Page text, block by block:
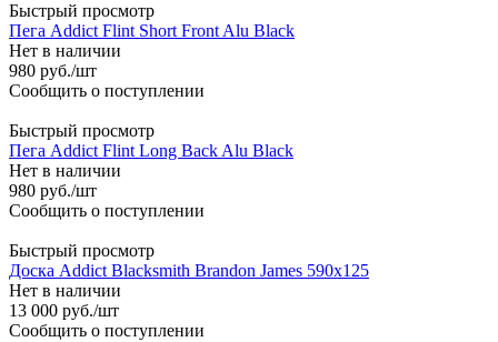
Быстрый просмотр
Пега Addict Flint Short Front Alu Black
Нет в наличии
980 руб./шт
Сообщить о поступлении
Быстрый просмотр
Пега Addict Flint Long Back Alu Black
Нет в наличии
980 руб./шт
Сообщить о поступлении
Быстрый просмотр
Доска Addict Blacksmith Brandon James 590x125
Нет в наличии
13 000 руб./шт
Сообщить о поступлении